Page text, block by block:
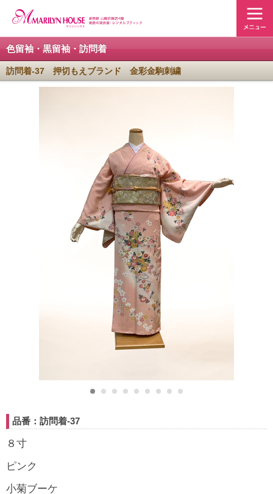
色留袖・黒留袖・訪問着
訪問着-37 押切もえブランド 金彩金駒刺繍
品番：訪問着-37
８寸
ピンク
小菊ブーケ